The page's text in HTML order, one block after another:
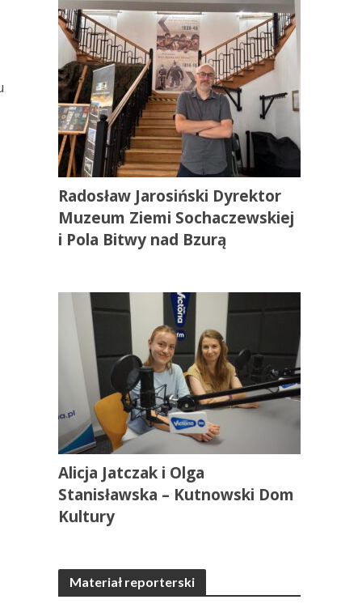
Radosław Jarosiński Dyrektor
Muzeum Ziemi Sochaczewskiej
i Pola Bitwy nad Bzurą
Alicja Jatczak i Olga
Stanisławska – Kutnowski Dom
Kultury
Materiał reporterski